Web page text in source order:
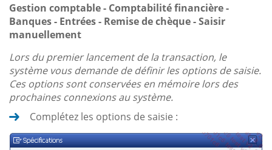
Gestion comptable - Comptabilité financière -
Banques - Entrées - Remise de chèque - Saisir
manuellement
Lors du premier lancement de la transaction, le
système vous demande de définir les options de saisie.
Ces options sont conservées en mémoire lors des
prochaines connexions au système.
Complétez les options de saisie :